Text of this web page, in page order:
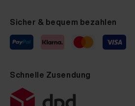
Sicher & bequem bezahlen
Schnelle Zusendung